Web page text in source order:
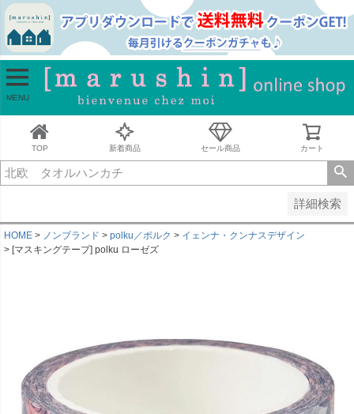
MENU
TOP 新着商品 セール商品 カート
詳細検索
並び順
新着順
古い順
価格が安い順
価格が高い順
キーワードヒット順
HOME ノンブランド polku／ポルク
イェンナ・クンナスデザイン
[マスキングテープ] polku ローゼズ